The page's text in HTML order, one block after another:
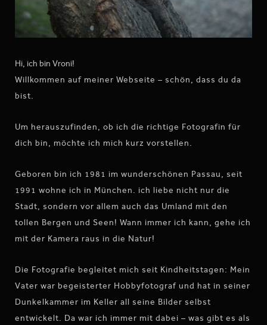
Hi, ich bin Vroni!
Willkommen auf meiner Webseite – schön, dass du da
bist.
Um herauszufinden, ob ich die richtige Fotografin für
dich bin, möchte ich mich kurz vorstellen.
Geboren bin ich 1981 im wunderschönen Passau, seit
1991 wohne ich in München. ich liebe nicht nur die
Stadt, sondern vor allem auch das Umland mit den
tollen Bergen und Seen! Wann immer ich kann, gehe ich
mit der Kamera raus in die Natur!
Die Fotografie begleitet mich seit Kindheitstagen: Mein
Vater war begeisterter Hobbyfotograf und hat in seiner
Dunkelkammer im Keller all seine Bilder selbst
entwickelt. Da war ich immer mit dabei – was gibt es als